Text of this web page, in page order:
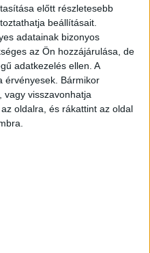
előtt részletesebb
beállításait.
adatainak bizonyos
az Ön hozzájárulása, de
adatkezelés ellen. A
érvényesek. Bármikor
vagy visszavonhatja
oldalra, és rákattint az oldal